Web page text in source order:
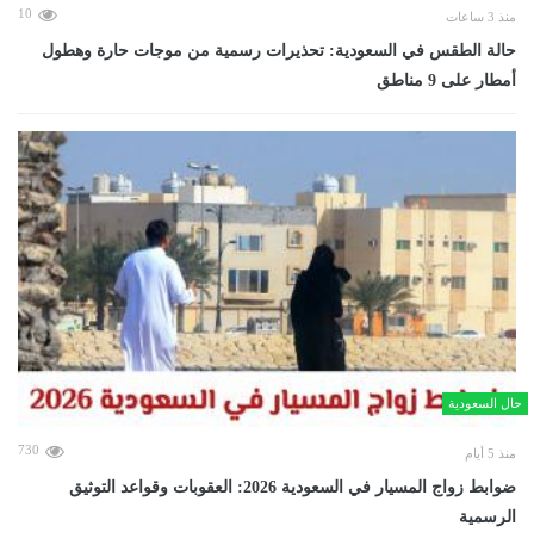
منذ 3 ساعات 10
حالة الطقس في السعودية: تحذيرات رسمية من موجات حارة وهطول
أمطار على 9 مناطق
حال السعودية
منذ 5 أيام 730
ضوابط زواج المسيار في السعودية 2026: العقوبات وقواعد التوثيق
الرسمية